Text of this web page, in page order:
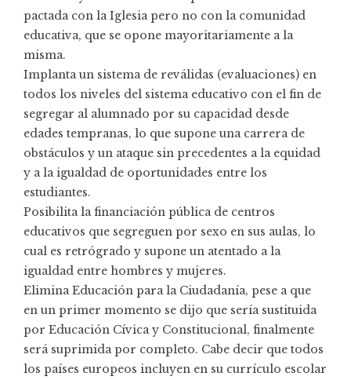
pactada con la Iglesia pero no con la comunidad
educativa, que se opone mayoritariamente a la
misma.
Implanta un sistema de reválidas (evaluaciones) en
todos los niveles del sistema educativo con el fin de
segregar al alumnado por su capacidad desde
edades tempranas, lo que supone una carrera de
obstáculos y un ataque sin precedentes a la equidad
y a la igualdad de oportunidades entre los
estudiantes.
Posibilita la financiación pública de centros
educativos que segreguen por sexo en sus aulas, lo
cual es retrógrado y supone un atentado a la
igualdad entre hombres y mujeres.
Elimina Educación para la Ciudadanía, pese a que
en un primer momento se dijo que sería sustituida
por Educación Cívica y Constitucional, finalmente
será suprimida por completo. Cabe decir que todos
los países europeos incluyen en su currículo escolar